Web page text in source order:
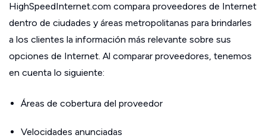
HighSpeedInternet.com compara proveedores de Internet
dentro de ciudades y áreas metropolitanas para brindarles
a los clientes la información más relevante sobre sus
opciones de Internet. Al comparar proveedores, tenemos
en cuenta lo siguiente:
Áreas de cobertura del proveedor
Velocidades anunciadas